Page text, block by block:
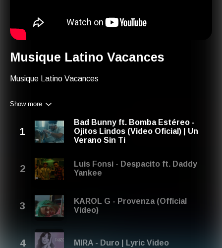
Musique Latino Vacances
Musique Latino Vacances
Show more
Bad Bunny ft. Bomba Estéreo -
Ojitos Lindos (Video Oficial) | Un
Verano Sin Ti
Luis Fonsi - Despacito ft. Daddy
Yankee
KAROL G - Provenza (Official
Video)
MIRA - Duro | Lyric Video